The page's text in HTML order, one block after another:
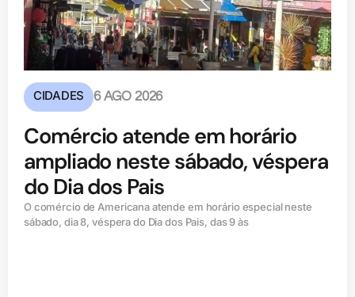
CIDADES 6 AGO 2026
Comércio atende em horário
ampliado neste sábado, véspera
do Dia dos Pais
O comércio de Americana atende em horário especial neste
sábado, dia 8, véspera do Dia dos Pais, das 9 às